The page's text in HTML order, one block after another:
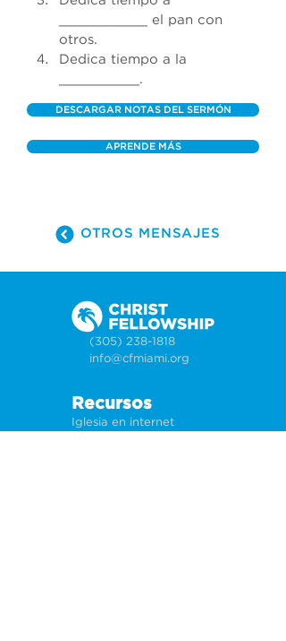
el pan con
otros.
Dedica tiempo a la
.
DESCARGAR NOTAS DEL SERMÓN
APRENDE MÁS
OTROS MENSAJES
(305) 238-1818
info@cfmiami.org
Recursos
Iglesia en internet